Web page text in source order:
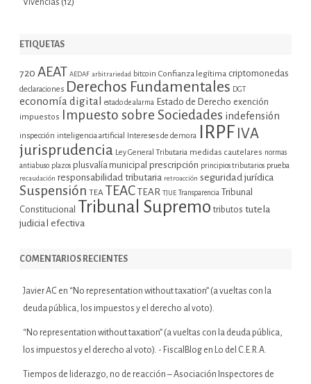
Vivencias (12)
ETIQUETAS
720 AEAT AEDAF arbitrariedad bitcoin Confianza legítima criptomonedas
declaraciones Derechos Fundamentales DGT
economía digital estado de alarma Estado de Derecho exención
impuestos Impuesto sobre Sociedades indefensión
inspección inteligencia artificial Intereses de demora IRPF IVA
jurisprudencia Ley General Tributaria medidas cautelares normas
antiabuso plazos plusvalía municipal prescripción principios tributarios prueba
recaudación responsabilidad tributaria retroacción seguridad jurídica
Suspensión TEA TEAC TEAR TJUE Transparencia Tribunal
Constitucional Tribunal Supremo tributos tutela
judicial efectiva
COMENTARIOS RECIENTES
Javier AC en “No representation without taxation” (a vueltas con la
deuda pública, los impuestos y el derecho al voto).
“No representation without taxation” (a vueltas con la deuda pública,
los impuestos y el derecho al voto). - FiscalBlog en Lo del C.E.R.A.
Tiempos de liderazgo, no de reacción – Asociación Inspectores de